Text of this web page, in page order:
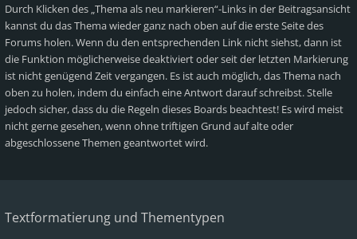
Durch Klicken des „Thema als neu markieren“-Links in der Beitragsansicht
kannst du das Thema wieder ganz nach oben auf die erste Seite des
Forums holen. Wenn du den entsprechenden Link nicht siehst, dann ist
die Funktion möglicherweise deaktiviert oder seit der letzten Markierung
ist nicht genügend Zeit vergangen. Es ist auch möglich, das Thema nach
oben zu holen, indem du einfach eine Antwort darauf schreibst. Stelle
jedoch sicher, dass du die Regeln dieses Boards beachtest! Es wird meist
nicht gerne gesehen, wenn ohne triftigen Grund auf alte oder
abgeschlossene Themen geantwortet wird.
Textformatierung und Thementypen